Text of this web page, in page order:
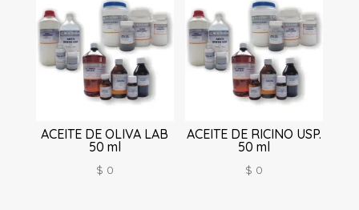
ACEITE DE OLIVA LAB
50 ml
$ 0
ACEITE DE RICINO USP.
50 ml
$ 0